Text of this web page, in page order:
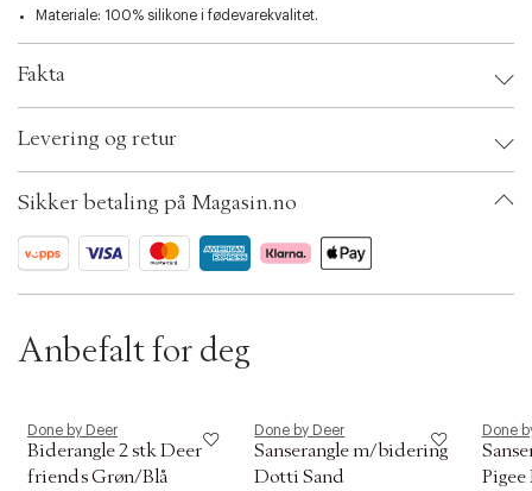
s
e
e
c
i
o
Materiale: 100% silikone i fødevarekvalitet.
Fakta
Kids Size: Elphee: 7,
Ax numbers: 05649448
ID: ASRF48-004W
Levering og retur
Sikker betaling på Magasin.no
Anbefalt for deg
Done by Deer
Biderangle 2 stk Deer
friends Grøn/Blå
Done by Deer
Sanserangle m/bidering
Dotti Sand
Done
Pigee